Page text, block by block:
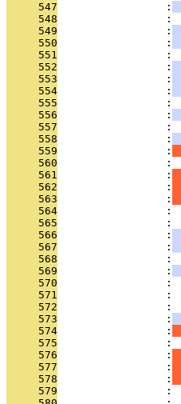
     547
                 :
     548
:
     549
                 :
     550
                 :
     551
:
     552
                 :
     553
                 :
     554
                 :
     555
:
     556
                 :
     557
:
     558
                 :
     559
                 :
     560
:
     561
                 :
     562
                 :
     563
                 :
     564
:
     565
:
     566
                 :
     567
                 :
     568
:
     569
                 :
     570
:
     571
:
     572
:
     573
                 :
     574
                 :
     575
:
     576
                 :
     577
                 :
     578
                 :
     579
: